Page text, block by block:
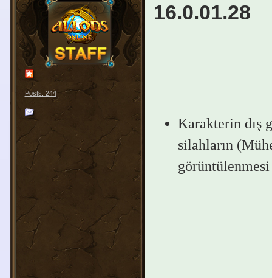
Posts: 244
16.0.01.28
Karakterin dış
silahların